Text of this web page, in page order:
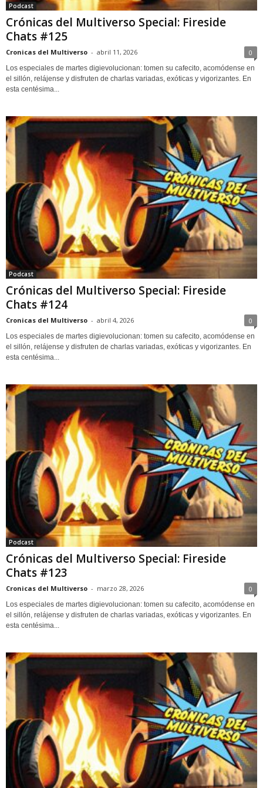
Podcast
Crónicas del Multiverso Special: Fireside
Chats #125
Cronicas del Multiverso - abril 11, 2026 0
Los especiales de martes digievolucionan: tomen su cafecito, acomódense en
el sillón, relájense y disfruten de charlas variadas, exóticas y vigorizantes. En
esta centésima...
Podcast
Crónicas del Multiverso Special: Fireside
Chats #124
Cronicas del Multiverso - abril 4, 2026 0
Los especiales de martes digievolucionan: tomen su cafecito, acomódense en
el sillón, relájense y disfruten de charlas variadas, exóticas y vigorizantes. En
esta centésima...
Podcast
Crónicas del Multiverso Special: Fireside
Chats #123
Cronicas del Multiverso - marzo 28, 2026 0
Los especiales de martes digievolucionan: tomen su cafecito, acomódense en
el sillón, relájense y disfruten de charlas variadas, exóticas y vigorizantes. En
esta centésima...